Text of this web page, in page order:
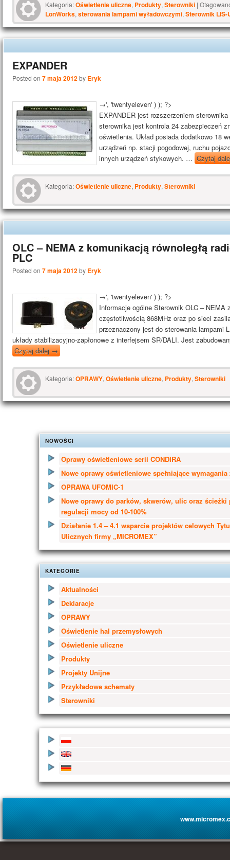
Kategoria:Oświetlenie uliczne, Produkty, Sterowniki |
LonWorks, sterowania lampami wyładowczymi, Sterownik LIS-
EXPANDER
Posted on 7 maja 2012by Eryk
→', 'twentyeleven' ) ); ?>
EXPANDER jest rozszerzeniem
sterownika jest kontrola 24 zabezpieczeń
oświetlenia. Układ posiada dodatkowo 18
urządzeń np. stacji pogodowej, ruchu
innych urządzeń stykowych. … Czytaj
Kategoria:Oświetlenie uliczne, Produkty,Sterowniki
OLC – NEMA z komunikacją równoległą
PLC
Posted on 7 maja 2012by Eryk
→', 'twentyeleven' ) ); ?>
Informacje ogólne Sterownik OLC – NEMA
częstotliwością 868MHz oraz po sieci
przeznaczony jest do sterowania lampami
układy stabilizacyjno-zapłonowe z interfejsem SR/DALI. Jest
Czytaj dalej→
Kategoria:OPRAWY, Oświetlenie uliczne, Produkty, Sterowniki
NOWOŚCI
Oprawy oświetleniowe serii CONDIRA
Nowe oprawy oświetleniowe spełniające
OPRAWA UFOMIC-1
Nowe oprawy do parków, skwerów, ulic oraz ścieżki
regulacji mocy od 10-100%
Działanie 1.4 – 4.1 wsparcie projektów celowych
Ulicznych firmy „MICROMEX”
KATEGORIE
Aktualności
Deklaracje
OPRAWY
Oświetlenie hal przemysłowych
Oświetlenie uliczne
Produkty
Projekty Unijne
Przykładowe schematy
Sterowniki